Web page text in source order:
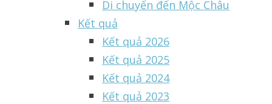
Di chuyển đến Mộc Châu
Kết quả
Kết quả 2026
Kết quả 2025
Kết quả 2024
Kết quả 2023